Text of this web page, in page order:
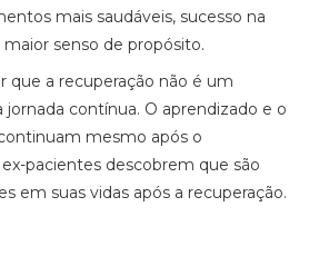
mais saudáveis, sucesso na
senso de propósito.
que a recuperação não é um
contínua. O aprendizado e o
mesmo após o
pacientes descobrem que são
em suas vidas após a recuperação.